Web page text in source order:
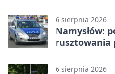
6 sierpnia 2026
Namysłów:
rusztowania
6 sierpnia 2026